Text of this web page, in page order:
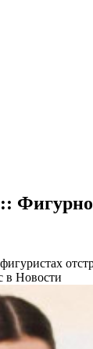
::
в Новости